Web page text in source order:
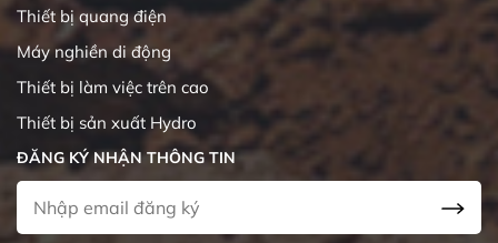
Thiết bị quang điện
Máy nghiền di động
Thiết bị làm việc trên cao
Thiết bị sản xuất Hydro
ĐĂNG KÝ NHẬN THÔNG TIN